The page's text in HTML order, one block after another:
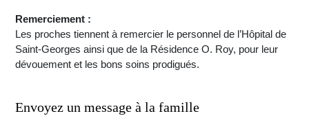
Remerciement :
Les proches tiennent à remercier le personnel de l’Hôpital de
Saint-Georges ainsi que de la Résidence O. Roy, pour leur
dévouement et les bons soins prodigués.
Envoyez un message à la famille